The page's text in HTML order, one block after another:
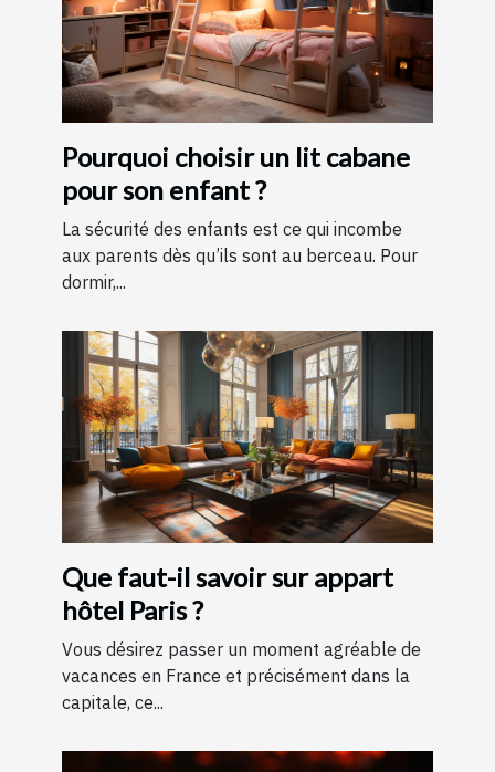
Pourquoi choisir un lit cabane
pour son enfant ?
La sécurité des enfants est ce qui incombe
aux parents dès qu’ils sont au berceau. Pour
dormir,...
Que faut-il savoir sur appart
hôtel Paris ?
Vous désirez passer un moment agréable de
vacances en France et précisément dans la
capitale, ce...